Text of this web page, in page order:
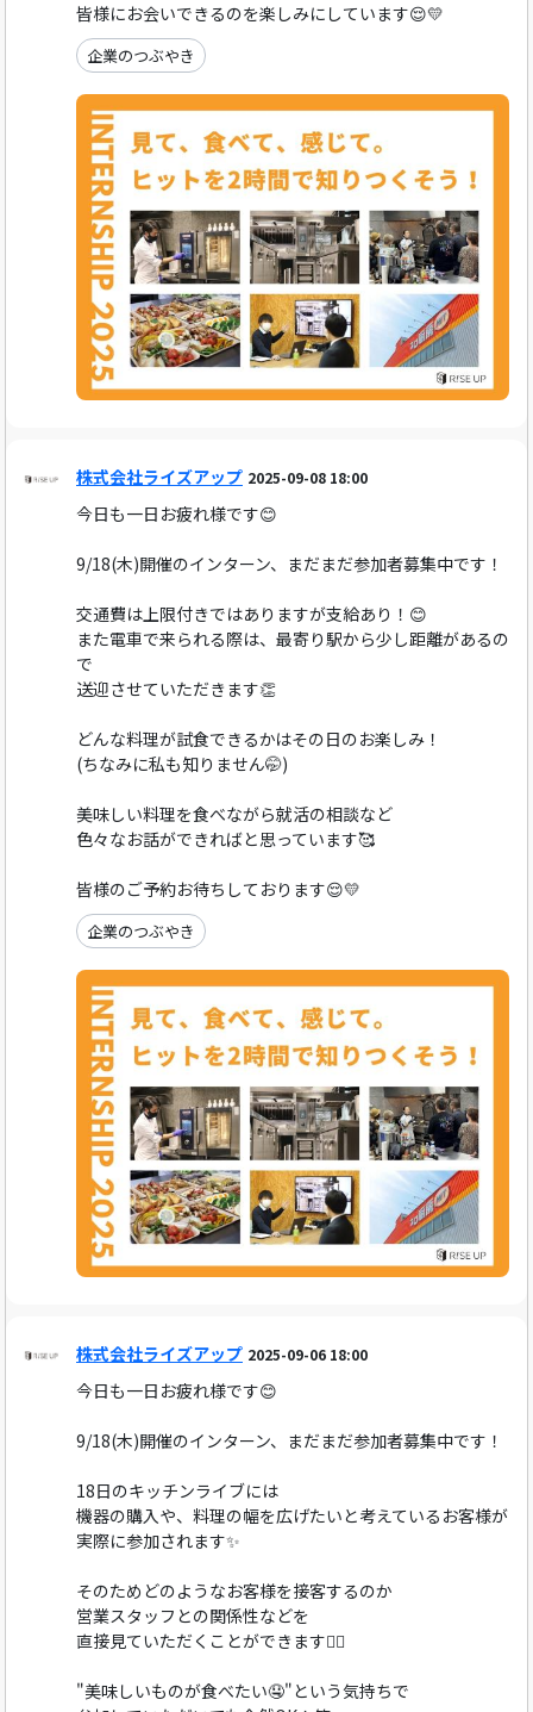
皆様にお会いできるのを楽しみにしています😌💛
企業のつぶやき
株式会社ライズアップ 2025-09-08 18:00
今日も一日お疲れ様です😊
9/18(木)開催のインターン、まだまだ参加者募集中です！
交通費は上限付きではありますが支給あり！😊
また電車で来られる際は、最寄り駅から少し距離があるの
で
送迎させていただきます👏
どんな料理が試食できるかはその日のお楽しみ！
(ちなみに私も知りません🤭)
美味しい料理を食べながら就活の相談など
色々なお話ができればと思っています🥰
皆様のご予約お待ちしております😌💛
企業のつぶやき
株式会社ライズアップ 2025-09-06 18:00
今日も一日お疲れ様です😊
9/18(木)開催のインターン、まだまだ参加者募集中です！
18日のキッチンライブには
機器の購入や、料理の幅を広げたいと考えているお客様が
実際に参加されます✨
そのためどのようなお客様を接客するのか
営業スタッフとの関係性などを
直接見ていただくことができます👍🏻
"美味しいものが食べたい🤤"という気持ちで